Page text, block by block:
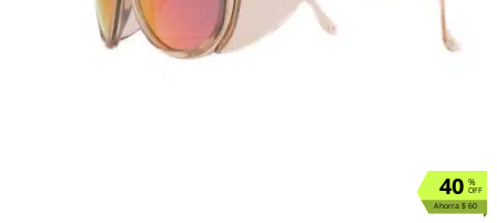
%
OFF
40
Ahorra $ 60